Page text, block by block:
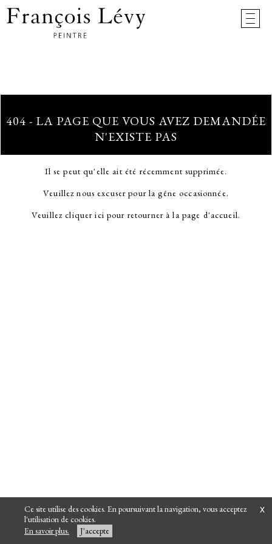
404 - LA PAGE QUE VOUS AVEZ DEMANDÉE
N'EXISTE PAS
Il se peut qu'elle ait été récemment supprimée.
Veuillez nous excuser pour la gêne occasionnée.
Veuillez cliquer ici pour retourner à la page d'accueil.
Ce site utilise des cookies. En poursuivant la navigation, vous acceptez
l'utilisation de cookies.
En savoir plus.
J'accepte
x